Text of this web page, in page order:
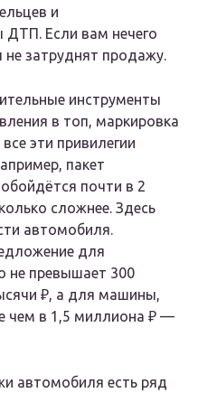
и
ДТП. Если вам нечего
затруднят продажу.
инструменты
в топ, маркировка
эти привилегии
пакет
почти в 2
сложнее. Здесь
автомобиля.
для
не превышает 300
₽, а для машины,
чем в 1,5 миллиона ₽ —
автомобиля есть ряд